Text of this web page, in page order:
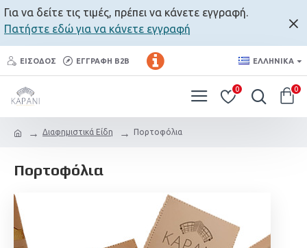
Για να δείτε τις τιμές, πρέπει να κάνετε εγγραφή.
Πατήστε εδώ για να κάνετε εγγραφή
ΕΊΣΟΔΟΣ ΕΓΓΡΑΦΉ B2B ΕΛΛΗΝΙΚΆ
0 0
Διαφημιστικά Είδη Πορτοφόλια
Πορτοφόλια